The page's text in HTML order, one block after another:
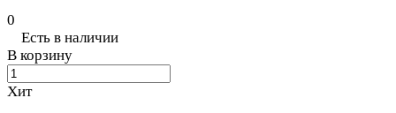
0
Есть в наличии
В корзину
Хит